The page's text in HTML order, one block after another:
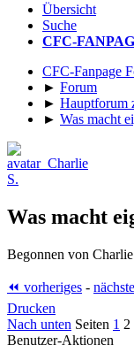
Übersicht
Suche
CFC-
CFC-Fanpage
► Forum
► Hauptforum
► Was macht
Was macht
Begonnen von
⏪ vorheriges -
Drucken
Nach unten Seiten 1 2
Benutzer-Aktionen